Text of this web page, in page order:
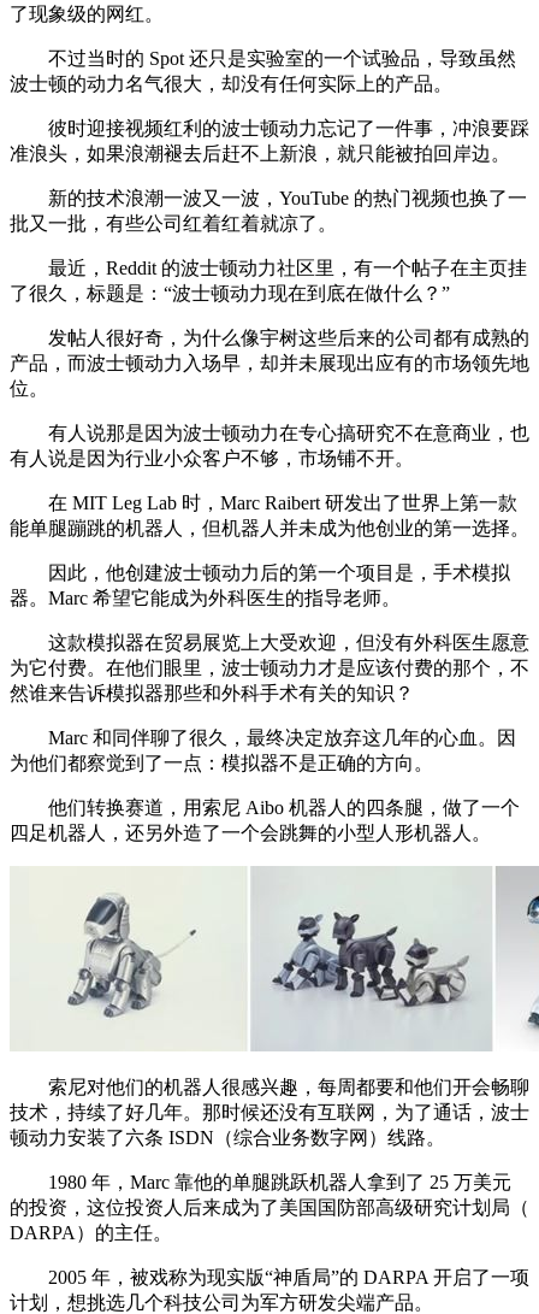
了现象级的网红。
不过当时的 Spot 还只是实验室的一个试验品，导致虽然
波士顿的动力名气很大，却没有任何实际上的产品。
彼时迎接视频红利的波士顿动力忘记了一件事，冲浪要踩
准浪头，如果浪潮褪去后赶不上新浪，就只能被拍回岸边。
新的技术浪潮一波又一波，YouTube 的热门视频也换了一
批又一批，有些公司红着红着就凉了。
最近，Reddit 的波士顿动力社区里，有一个帖子在主页挂
了很久，标题是：“波士顿动力现在到底在做什么？”
发帖人很好奇，为什么像宇树这些后来的公司都有成熟的
产品，而波士顿动力入场早，却并未展现出应有的市场领先地
位。
有人说那是因为波士顿动力在专心搞研究不在意商业，也
有人说是因为行业小众客户不够，市场铺不开。
在 MIT Leg Lab 时，Marc Raibert 研发出了世界上第一款
能单腿蹦跳的机器人，但机器人并未成为他创业的第一选择。
因此，他创建波士顿动力后的第一个项目是，手术模拟
器。Marc 希望它能成为外科医生的指导老师。
这款模拟器在贸易展览上大受欢迎，但没有外科医生愿意
为它付费。在他们眼里，波士顿动力才是应该付费的那个，不
然谁来告诉模拟器那些和外科手术有关的知识？
Marc 和同伴聊了很久，最终决定放弃这几年的心血。因
为他们都察觉到了一点：模拟器不是正确的方向。
他们转换赛道，用索尼 Aibo 机器人的四条腿，做了一个
四足机器人，还另外造了一个会跳舞的小型人形机器人。
索尼对他们的机器人很感兴趣，每周都要和他们开会畅聊
技术，持续了好几年。那时候还没有互联网，为了通话，波士
顿动力安装了六条 ISDN（综合业务数字网）线路。
1980 年，Marc 靠他的单腿跳跃机器人拿到了 25 万美元
的投资，这位投资人后来成为了美国国防部高级研究计划局（
DARPA）的主任。
2005 年，被戏称为现实版“神盾局”的 DARPA 开启了一项
计划，想挑选几个科技公司为军方研发尖端产品。